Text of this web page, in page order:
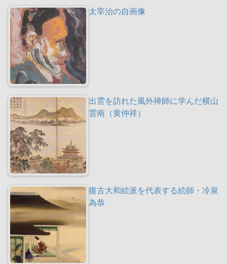
太宰治の自画像
出雲を訪れた風外禅師に学んだ横山
雲南（黄仲祥）
復古大和絵派を代表する絵師・冷泉
為恭